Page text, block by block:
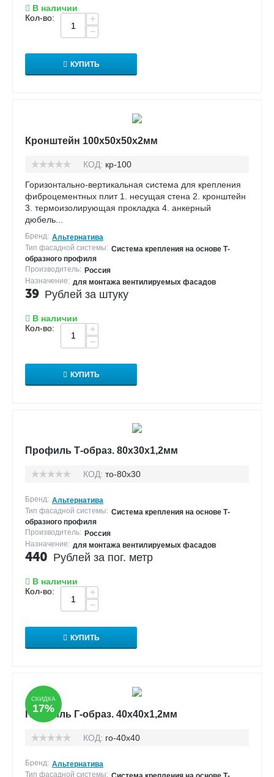
В наличии
Кол-во:
+
−
КУПИТЬ
Кронштейн 100х50х50х2мм
КОД: кр-100
Горизонтально-вертикальная система для крепления
фиброцементных плит 1. несущая стена 2. кронштейн
3. термоизолирующая прокладка 4. анкерный
дюбель...
Бренд: Альтернатива
Тип фасадной системы: Система крепления на основе Т-
образного профиля
Производитель: Россия
Назначение: для монтажа вентилируемых фасадов
39 Рублей за штуку
В наличии
Кол-во:
+
−
КУПИТЬ
Профиль Т-образ. 80х30х1,2мм
КОД: то-80х30
Бренд: Альтернатива
Тип фасадной системы: Система крепления на основе Т-
образного профиля
Производитель: Россия
Назначение: для монтажа вентилируемых фасадов
440 Рублей за пог. метр
В наличии
Кол-во:
+
−
КУПИТЬ
СКИДКА
17%
Профиль Г-образ. 40х40х1,2мм
КОД: го-40х40
Бренд: Альтернатива
Тип фасадной системы: